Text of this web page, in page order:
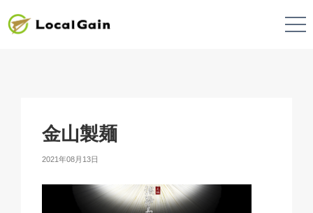
金山製麺
2021年08月13日